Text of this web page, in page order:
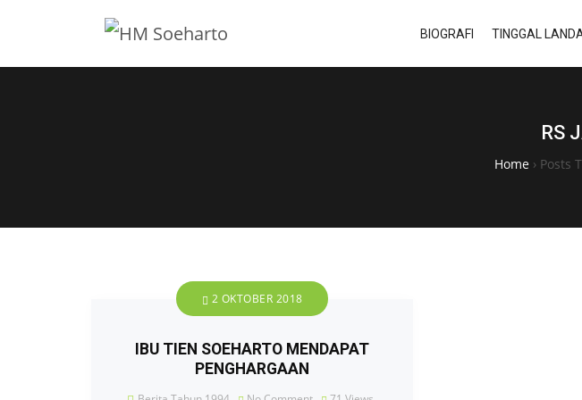
BIOGRAFI TINGGAL
RS
Home› Posts
2 OKTOBER 2018
IBU TIEN SOEHARTO MENDAPAT
PENGHARGAAN